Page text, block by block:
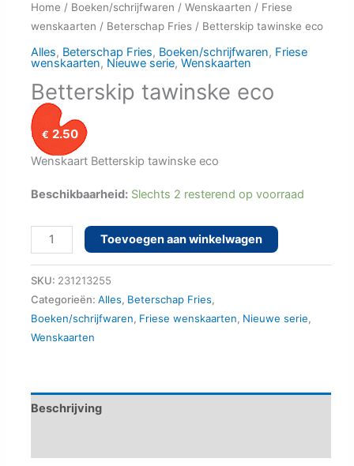
Home / Boeken/schrijfwaren / Wenskaarten / Friese
wenskaarten / Beterschap Fries/ Betterskip tawinske eco
Alles, Beterschap Fries, Boeken/schrijfwaren, Friese
wenskaarten, Nieuwe serie, Wenskaarten
Betterskip tawinske eco
€ 2.50
Wenskaart Betterskip tawinske eco
Beschikbaarheid: Slechts 2 resterend op voorraad
Betterskip
tawinske
eco
aantal
Toevoegen aan winkelwagen
SKU: 231213255
Categorieën: Alles, Beterschap Fries,
Boeken/schrijfwaren, Friese wenskaarten, Nieuwe serie,
Wenskaarten
Beschrijving